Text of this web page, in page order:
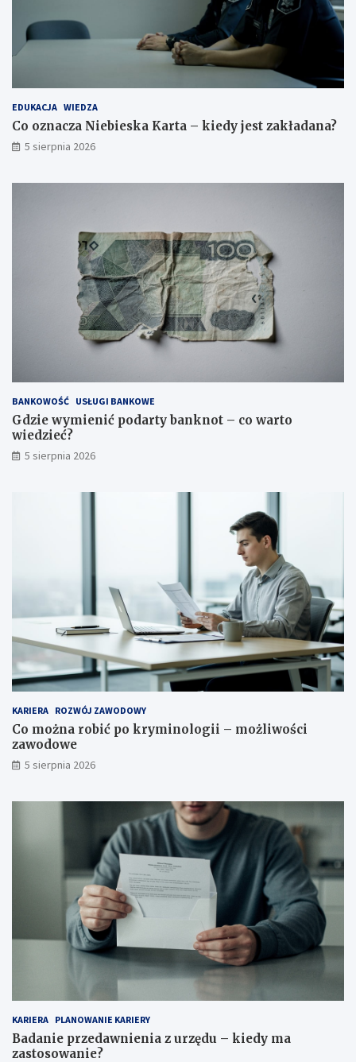
EDUKACJA WIEDZA
Co oznacza Niebieska Karta – kiedy jest zakładana?
5 sierpnia 2026
BANKOWOŚĆ USŁUGI BANKOWE
Gdzie wymienić podarty banknot – co warto
wiedzieć?
5 sierpnia 2026
KARIERA ROZWÓJ ZAWODOWY
Co można robić po kryminologii – możliwości
zawodowe
5 sierpnia 2026
KARIERA PLANOWANIE KARIERY
Badanie przedawnienia z urzędu – kiedy ma
zastosowanie?